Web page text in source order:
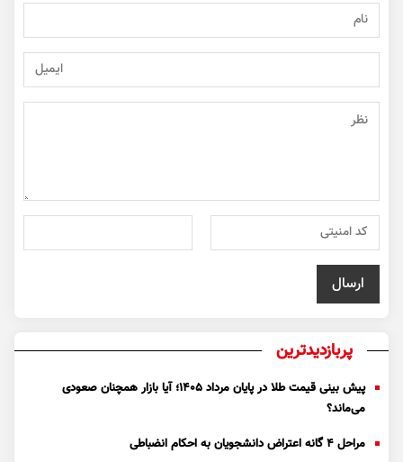
پربازدیدترین
پیش بینی قیمت طلا در پایان مرداد 1405؛ آیا بازار همچنان صعودی
می‌ماند؟
مراحل ۴ گانه اعتراض دانشجویان به احکام انضباطی